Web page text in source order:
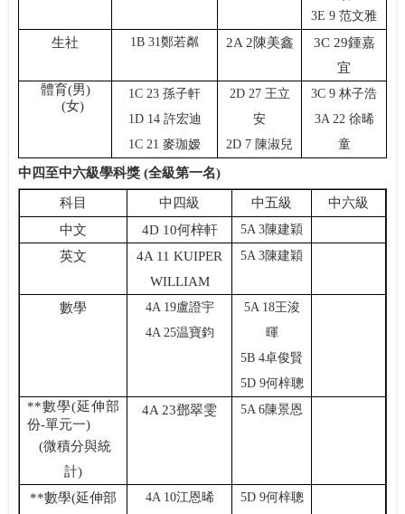
3E 9 范文雅
生社 1B 31鄭若粼 2A 2陳美鑫
3C 29鍾嘉
宜
體育(男)
(女)
1C 23 孫子軒
1D 14 許宏迪
1C 21 麥珈嫒
2D 27 王立
安
2D 7 陳淑兒
3C 9 林子浩
3A 22 徐晞
童
中四至中六級學科獎 (全級第一名)
科目 中四級 中五級
中六級
中文
4D 10何梓軒 5A 3陳建穎
英文
4A 11 KUIPER
WILLIAM
5A 3陳建穎
數學
4A 19盧證宇
4A 25温寶鈞
5A 18王浚
暉
5B 4卓俊賢
5D 9何梓聰
**數學(延伸部
份-單元一)
(微積分與統
計)
4A 23鄧翠雯 5A 6陳景恩
**數學(延伸部
4A 10江恩晞
5D 9何梓聰